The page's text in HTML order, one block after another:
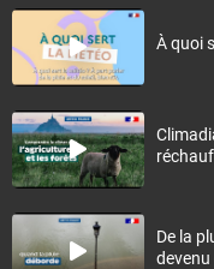
À quoi
De la